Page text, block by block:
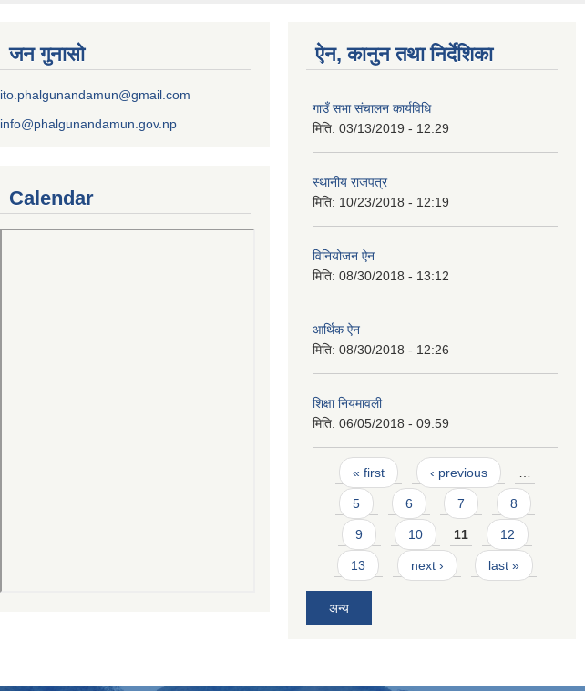
जन गुनासो
ito.phalgunandamun@gmail.com
info@phalgunandamun.gov.np
Calendar
ऐन, कानुन तथा निर्देशिका
गाउँ सभा संचालन कार्यविधि
मिति: 03/13/2019 - 12:29
स्थानीय राजपत्र
मिति: 10/23/2018 - 12:19
विनियोजन ऐन
मिति: 08/30/2018 - 13:12
आर्थिक ऐन
मिति: 08/30/2018 - 12:26
शिक्षा नियमावली
मिति: 06/05/2018 - 09:59
Pages
« first ‹ previous …
5 6 7 8
9 10 11 12
13 next › last »
अन्य